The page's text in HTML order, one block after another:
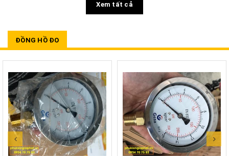
Xem tất cả
ĐỒNG HỒ ĐO